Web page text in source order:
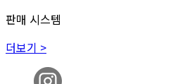
판매 시스템
더보기 >